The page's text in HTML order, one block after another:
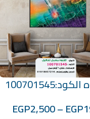
EGP
–
EGP2,500